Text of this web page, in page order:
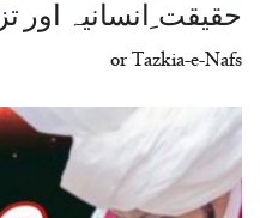
or Tazkia-e-Nafs